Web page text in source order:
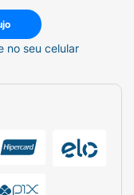
no seu celular